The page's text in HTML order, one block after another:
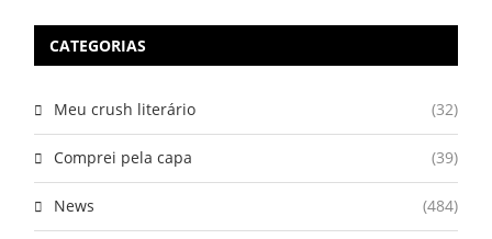
CATEGORIAS
Meu crush literário (32)
Comprei pela capa (39)
News (484)